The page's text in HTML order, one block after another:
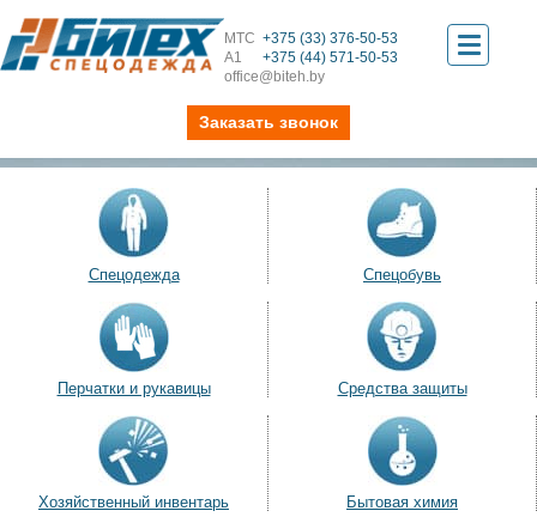
МТС +375 (33) 376-50-53
А1
+375 (44) 571-50-53
office@biteh.by
Toggle
Заказать звонок
Спецодежда Спецобувь
Перчатки и рукавицы Средства защиты
Хозяйственный инвентарь Бытовая химия